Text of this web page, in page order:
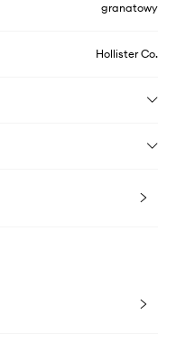
granatowy
Hollister Co.